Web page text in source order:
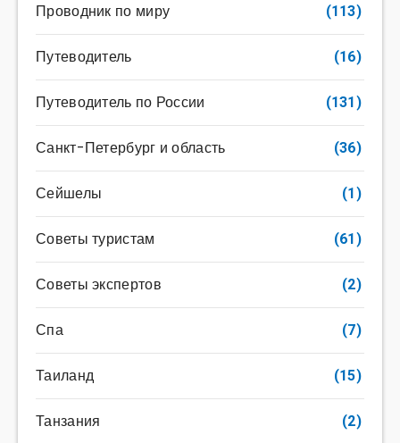
Проводник по миру (113)
Путеводитель (16)
Путеводитель по России (131)
Санкт-Петербург и область (36)
Сейшелы (1)
Советы туристам (61)
Советы экспертов (2)
Спа (7)
Таиланд (15)
Танзания (2)